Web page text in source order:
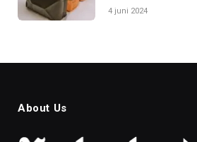
4 juni 2024
About Us